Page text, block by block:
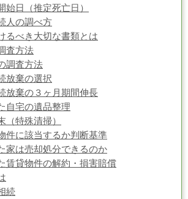
始日（推定死亡日）
人の調べ方
るべき大切な書類とは
査方法
調査方法
放棄の選択
放棄の３ヶ月期間伸長
自宅の遺品整理
（特殊清掃）
件に該当するか判断基準
家は売却処分できるのか
賃貸物件の解約・損害賠償
続